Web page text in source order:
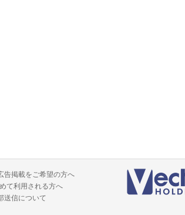
告掲載をご希望の方へ
て利用される方へ
送信について